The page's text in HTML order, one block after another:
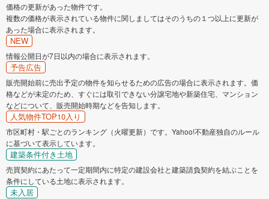
価格の更新があった物件です。
複数の価格が表示されている物件に関しましてはそのうちの１つ以上に更新が
あった場合に表示されます。
NEW
情報公開日が7日以内の場合に表示されます。
予告広告
販売開始前に売出予定の物件を知らせるための広告の場合に表示されます。価
格などが未定のため、すぐには取引できない分譲宅地や新築住宅、マンション
などについて、販売開始時期などを告知します。
人気物件TOP10入り
市区町村・駅ごとのランキング（火曜更新）です。Yahoo!不動産独自のルール
に基づいて表示しています。
建築条件付き土地
売買契約にあたって一定期間内に特定の建設会社と建築請負契約を結ぶことを
条件にしている土地に表示されます。
未入居